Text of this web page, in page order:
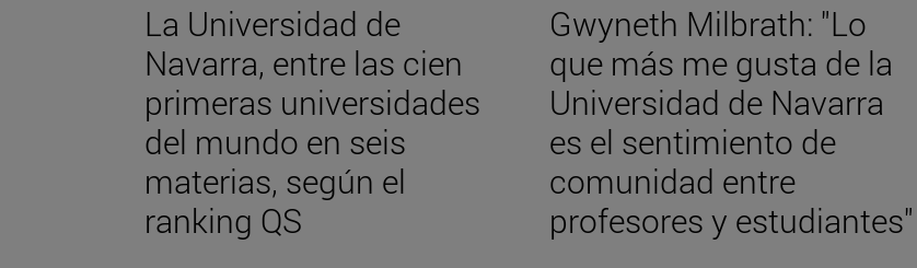
La Universidad de
Navarra, entre las cien
primeras universidades
del mundo en seis
materias, según el
ranking QS
Gwyneth Milbrath: "Lo
que más me gusta de la
Universidad de Navarra
es el sentimiento de
comunidad entre
profesores y estudiantes"